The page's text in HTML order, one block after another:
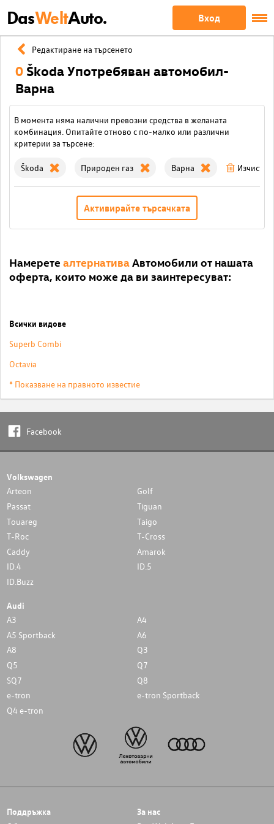
DasWeltAuto. Вход
Редактиране на търсенето
0 Škoda Употребяван автомобил-
Варна
В момента няма налични превозни средства в желаната
комбинация. Опитайте отново с по-малко или различни
критерии за търсене:
Škoda Природен газ Варна Изчисти
Активирайте търсачката
Намерете алтернативаАвтомобили от нашата
оферта, които може да ви заинтересуват:
Всички видове
Superb Combi
Octavia
* Показване на правното известие
Facebook
Volkswagen
Arteon
Golf
Passat
Tiguan
Touareg
Taigo
T-Roc
T-Cross
Caddy
Amarok
ID.4
ID.5
ID.Buzz
Audi
A3
A4
A5 Sportback
A6
A8
Q3
Q5
Q7
SQ7
Q8
e-tron
e-tron Sportback
Q4 e-tron
Поддръжка За нас